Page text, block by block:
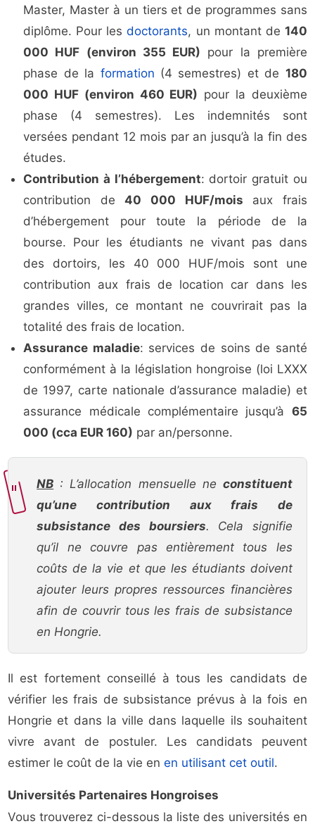
Master, Master à un tiers et de programmes sans
diplôme. Pour lesdoctorants, un montant de 140
000 HUF (environ 355 EUR) pour la première
phase de la formation (4 semestres) et de 180
000 HUF (environ 460 EUR) pour la deuxième
phase (4 semestres). Les indemnités sont
versées pendant 12 mois par an jusqu’à la fin des
études.
Contribution à l’hébergement: dortoir gratuit ou
contribution de40 000 HUF/mois aux frais
d’hébergement pour toute la période de la
bourse. Pour les étudiants ne vivant pas dans
des dortoirs, les 40 000 HUF/mois sont une
contribution aux frais de location car dans les
grandes villes, ce montant ne couvrirait pas la
totalité des frais de location.
Assurance maladie: services de soins de santé
conformément à la législation hongroise (loi LXXX
de 1997, carte nationale d’assurance maladie) et
assurance médicale complémentaire jusqu’à 65
000 (cca EUR 160) par an/personne.
NB : L’allocation mensuelle ne constituent
qu’une contribution aux frais de
subsistance des boursiers. Cela signifie
qu’il ne couvre pas entièrement tous les
coûts de la vie et que les étudiants doivent
ajouter leurs propres ressources financières
afin de couvrir tous les frais de subsistance
en Hongrie.
Il est fortement conseillé à tous les candidats de
vérifier les frais de subsistance prévus à la fois en
Hongrie et dans la ville dans laquelle ils souhaitent
vivre avant de postuler. Les candidats peuvent
estimer le coût de la vie enen utilisant cet outil.
Universités Partenaires Hongroises
Vous trouverez ci-dessous la liste des universités en